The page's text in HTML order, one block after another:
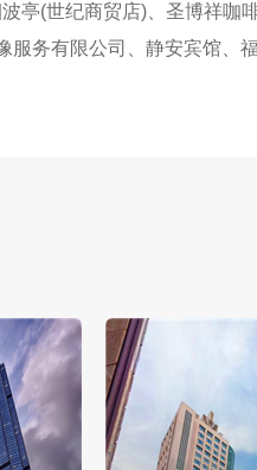
(世纪商贸店)、圣博祥咖啡
服务有限公司、静安宾